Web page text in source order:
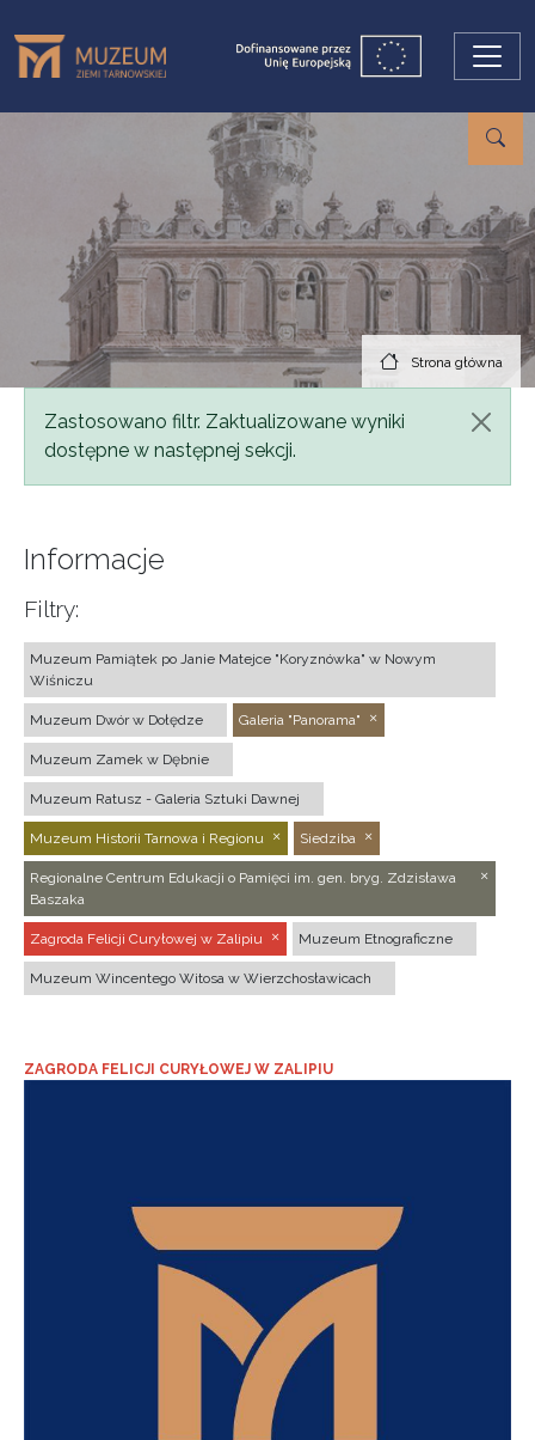
Strona główna
Komunikat
Zastosowano filtr. Zaktualizowane wyniki
dostępne w następnej sekcji.
Informacje
Filtry:
Muzeum Pamiątek po Janie Matejce "Koryznówka" w Nowym
Wiśniczu
Muzeum Dwór w Dołędze Galeria "Panorama"
Muzeum Zamek w Dębnie
Muzeum Ratusz - Galeria Sztuki Dawnej
Muzeum Historii Tarnowa i Regionu Siedziba
Regionalne Centrum Edukacji o Pamięci im. gen. bryg. Zdzisława
Baszaka
Zagroda Felicji Curyłowej w Zalipiu Muzeum Etnograficzne
Muzeum Wincentego Witosa w Wierzchosławicach
ZAGRODA FELICJI CURYŁOWEJ W ZALIPIU